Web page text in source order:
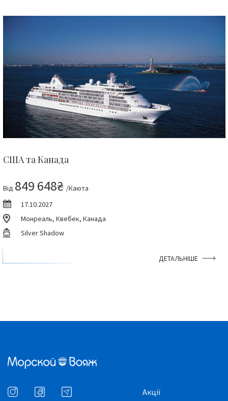
США та Канада
Від 849 648₴ /Каюта
17.10.2027
Монреаль, Квебек, Канада
Silver Shadow
ДЕТАЛЬНІШЕ
Акції